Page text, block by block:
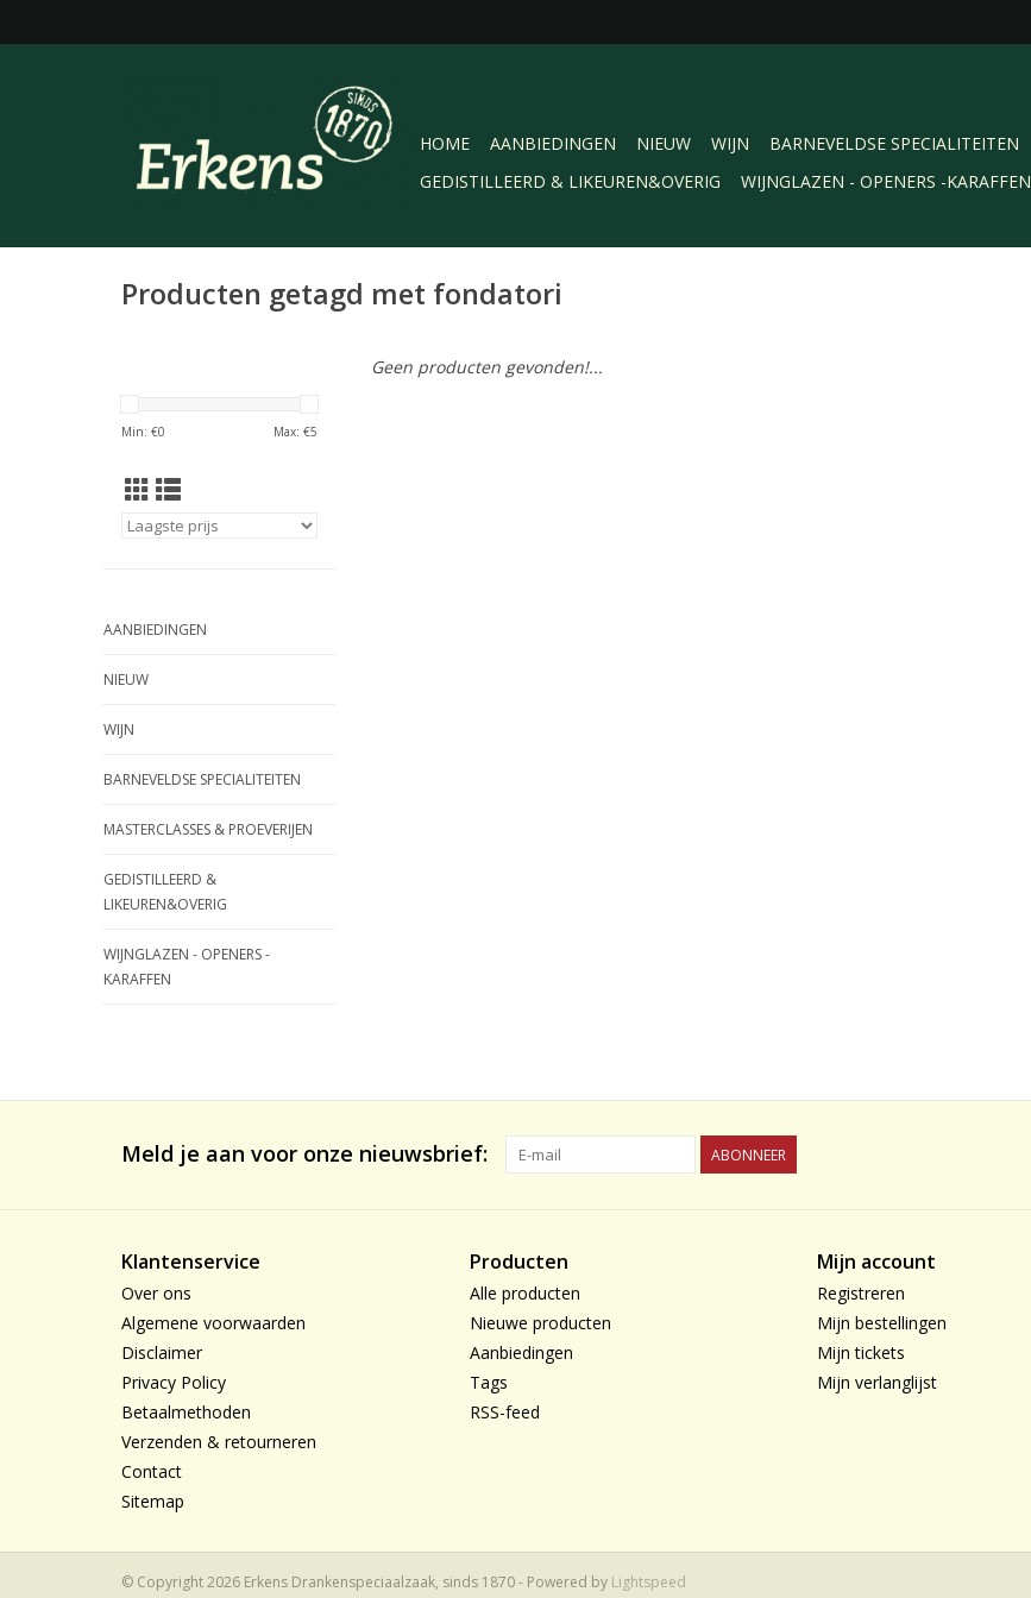
HOME AANBIEDINGEN NIEUW WIJN BARNEVELDSE SPECIALITEITEN
GEDISTILLEERD & LIKEUREN&OVERIG
WIJNGLAZEN - OPENERS -KARAFFEN
Producten getagd met fondatori
Min: €0 Max: €5
AANBIEDINGEN
NIEUW
WIJN
BARNEVELDSE SPECIALITEITEN
MASTERCLASSES & PROEVERIJEN
GEDISTILLEERD &
LIKEUREN&OVERIG
WIJNGLAZEN - OPENERS -
KARAFFEN
Geen producten gevonden!...
Meld je aan voor onze nieuwsbrief: ABONNEER
Klantenservice
Over ons
Algemene voorwaarden
Disclaimer
Privacy Policy
Betaalmethoden
Verzenden & retourneren
Contact
Sitemap
Producten
Alle producten
Nieuwe producten
Aanbiedingen
Tags
RSS-feed
Mijn account
Registreren
Mijn bestellingen
Mijn tickets
Mijn verlanglijst
© Copyright 2026 Erkens Drankenspeciaalzaak, sinds 1870 - Powered by Lightspeed